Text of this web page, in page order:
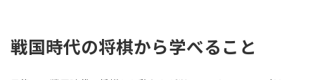
戦国時代の将棋から学べること